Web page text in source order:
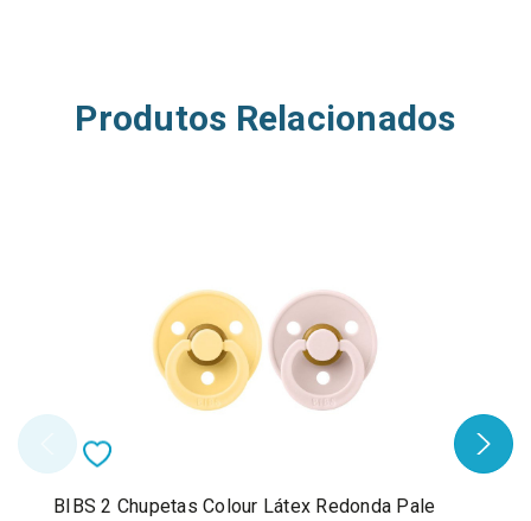
Produtos Relacionados
BIBS 2 Chupetas Colour Látex Redonda Pale